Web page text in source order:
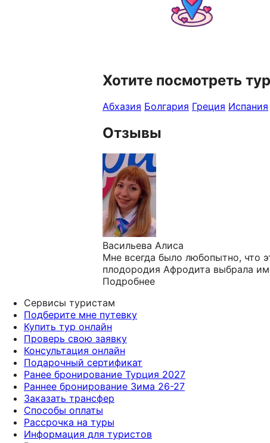
Хотите посмотреть
Абхазия Болгария Греция Испания
Отзывы
Васильева Алиса
Мне всегда было любопытно, что
плодородия Афродита выбрала
Подробнее
Сервисы туристам
Подберите мне путевку
Купить тур онлайн
Проверь свою заявку
Консультация онлайн
Подарочный сертификат
Ранее бронирование Турция 2027
Раннее бронирование Зима 26-27
Заказать трансфер
Способы оплаты
Рассрочка на туры
Информация для туристов